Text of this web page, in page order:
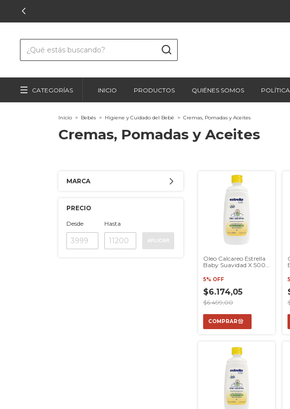
CATEGORÍAS INICIO PRODUCTOS QUIÉNES SOMOS
Inicio > Bebés > Higiene y Cuidado del Bebé > Cremas, Pomadas y Aceites
Cremas, Pomadas y Aceites
MARCA
PRECIO
Desde Hasta
APLICAR
Oleo Calcareo Estrella
Baby Suavidad X 500
5% OFF
$6.174,05
$6.499,00